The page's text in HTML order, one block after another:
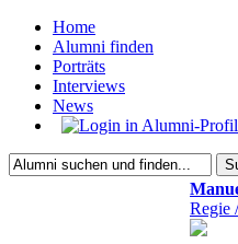
Home
Alumni finden
Porträts
Interviews
News
Regie